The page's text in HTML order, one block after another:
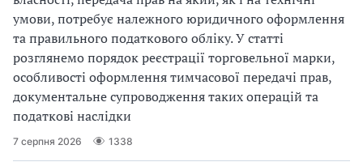
умови, потребує належного юридичного оформлення
та правильного податкового обліку. У статті
розглянемо порядок реєстрації торговельної марки,
особливості оформлення тимчасової передачі прав,
документальне супроводження таких операцій та
податкові наслідки
7 серпня 2026 1338